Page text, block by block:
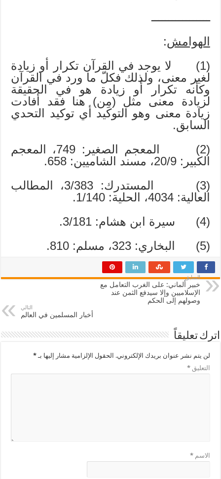
ـــــــــــــــــ
الهوامش:
(1) لا يوجد في القرآن تكرار أو زيادة
لغير معنى، ولذلك فكلّ ما ورد في القرآن
وكأنه تكرار أو زيادة هو في الحقيقة
لزيادة معنى مثل (مِن) هنا فقد أفادت
زيادة معنى وهو التوكيد أي توكيد التحدي
السابق.
(2) المعجم الصغير: 749، المعجم
الكبير: 20/9، مسند الشاميين: 658.
(3) المستدرك: 3/383، المطالب
العالية: 4034، الحلية: 1/140.
(4) سيرة ابن هشام: 3/181.
(5) البخاري: 323، مسلم: 810.
السابق
خبير ألماني: على الغرب التعامل مع
الإسلاميين وإلا سيدفع الثمن عند
وصولهم إلى الحكم
التالي
أخبار المسلمين في العالم
اترك تعليقاً
لن يتم نشر عنوان بريدك الإلكتروني. الحقول الإلزامية مشار إليها بـ*
التعليق*
الاسم*